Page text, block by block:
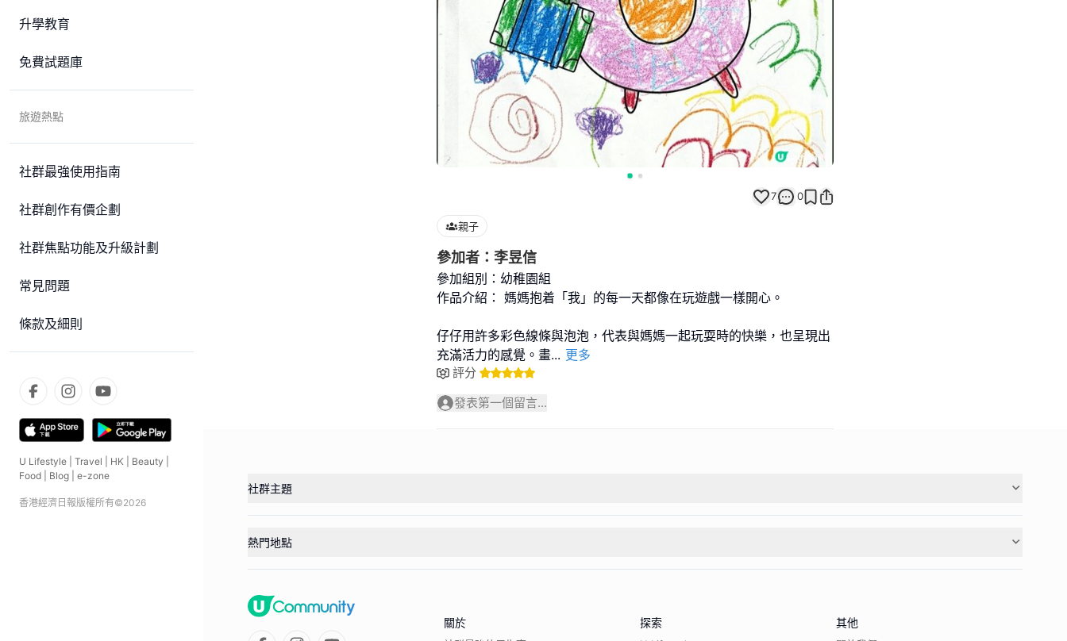
升學教育
免費試題庫
旅遊熱點
社群最強使用指南
社群創作有價企劃
社群焦點功能及升級計劃
常見問題
條款及細則
U Lifestyle Travel HK Beauty
Food
Blog e-zone
香港經濟日報版權所有©2026
7 0
親子
參加者：李昱信
參加組別：幼稚園組
作品介紹： 媽媽抱着「我」的每一天都像在玩遊戲一樣開心。
仔仔用許多彩色線條與泡泡，代表與媽媽一起玩耍時的快樂，也呈現出
充滿活力的感覺。畫... 更多
評分
發表第一個留言...
社群主題
熱門地點
關於 探索 其他